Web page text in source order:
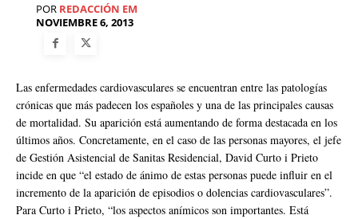
POR REDACCIÓN EM
NOVIEMBRE 6, 2013
Las enfermedades cardiovasculares se encuentran entre las patologías
crónicas que más padecen los españoles y una de las principales causas
de mortalidad. Su aparición está aumentando de forma destacada en los
últimos años. Concretamente, en el caso de las personas mayores, el jefe
de Gestión Asistencial de Sanitas Residencial, David Curto i Prieto
incide en que “el estado de ánimo de estas personas puede influir en el
incremento de la aparición de episodios o dolencias cardiovasculares”.
Para Curto i Prieto, “los aspectos anímicos son importantes. Está